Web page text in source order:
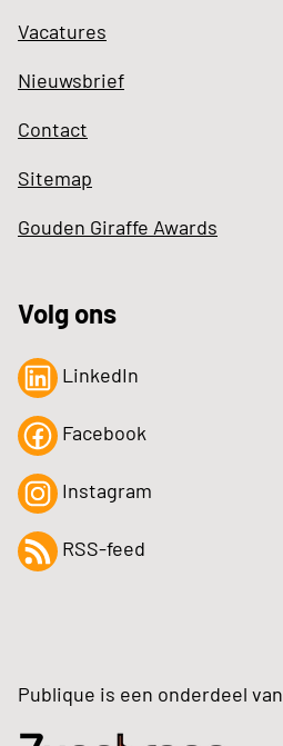
Vacatures
Nieuwsbrief
Contact
Sitemap
Gouden Giraffe Awards
Volg ons
LinkedIn
Facebook
Instagram
RSS-feed
Publique is een onderdeel van